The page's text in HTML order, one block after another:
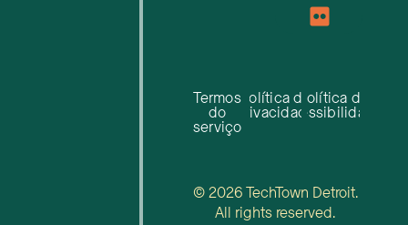
Termos
do
serviço
Política de
privacidade
Política de
acessibilidade
© 2026 TechTown Detroit.
All rights reserved.